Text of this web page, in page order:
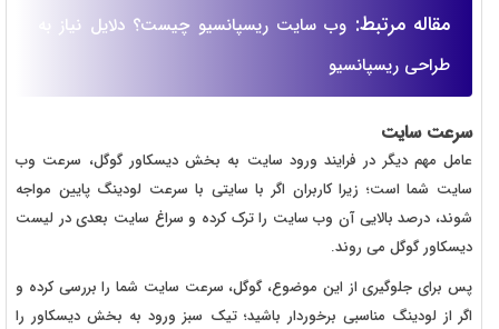
مقاله مرتبط: وب سایت ریسپانسیو چیست؟ دلایل نیاز به
طراحی ریسپانسیو
سرعت سایت
عامل مهم دیگر در فرایند ورود سایت به بخش دیسکاور گوگل، سرعت وب
سایت شما است؛ زیرا کاربران اگر با سایتی با سرعت لودینگ پایین مواجه
شوند، درصد بالایی آن وب سایت را ترک کرده و سراغ سایت بعدی در لیست
دیسکاور گوگل می روند.
پس برای جلوگیری از این موضوع، گوگل، سرعت سایت شما را بررسی کرده و
اگر از لودینگ مناسبی برخوردار باشید؛ تیک سبز ورود به بخش دیسکاور را